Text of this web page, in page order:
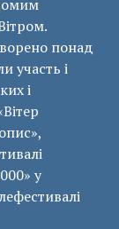
понад
участь і
і
у